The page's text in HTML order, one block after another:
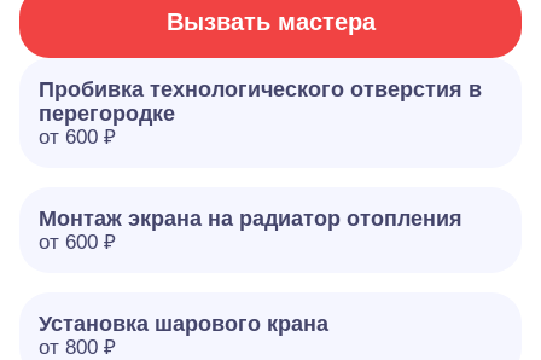
Вызвать мастера
Пробивка технологического отверстия в
перегородке
от 600 ₽
Монтаж экрана на радиатор отопления
от 600 ₽
Установка шарового крана
от 800 ₽